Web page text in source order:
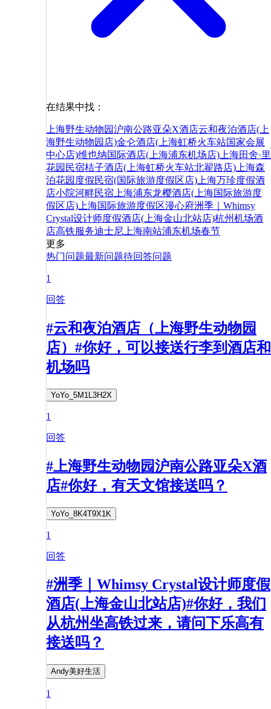
在结果中找：
上海野生动物园沪南公路亚朵X酒店云和夜泊酒店(上
海野生动物园店)金仑酒店(上海虹桥火车站国家会展
中心店)维也纳国际酒店(上海浦东机场店) 上海田舍·里
花园民宿桔子酒店(上海虹桥火车站北翟路店) 上海森
泊花园度假民宿(国际旅游度假区店) 上海万珍度假酒
店小院河畔民宿 上海浦东龙樱酒店(上海国际旅游度
假区店) 上海国际旅游度假区漫心府洲季｜Whimsy
Crystal设计师度假酒店(上海金山北站店)杭州机场酒
店高铁服务迪士尼 上海南站浦东机场春节
更多
热门问题最新问题待回答问题
1
回答
#云和夜泊酒店（上海野生动物园
店）#你好，可以接送行李到酒店和
机场吗
YoYo_5M1L3H2X
1
回答
#上海野生动物园沪南公路亚朵X酒
店#你好，有天文馆接送吗？
YoYo_8K4T9X1K
1
回答
#洲季｜Whimsy Crystal设计师度假
酒店(上海金山北站店)#你好，我们
从杭州坐高铁过来，请问下乐高有
接送吗？
Andy美好生活
1